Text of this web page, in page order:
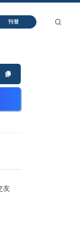
刊登
友